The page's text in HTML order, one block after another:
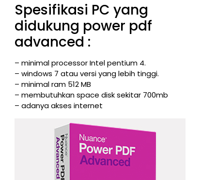
Spesifikasi PC yang
didukung power pdf
advanced :
– minimal processor Intel pentium 4.
– windows 7 atau versi yang lebih tinggi.
– minimal ram 512 MB
– membutuhkan space disk sekitar 700mb
– adanya akses internet